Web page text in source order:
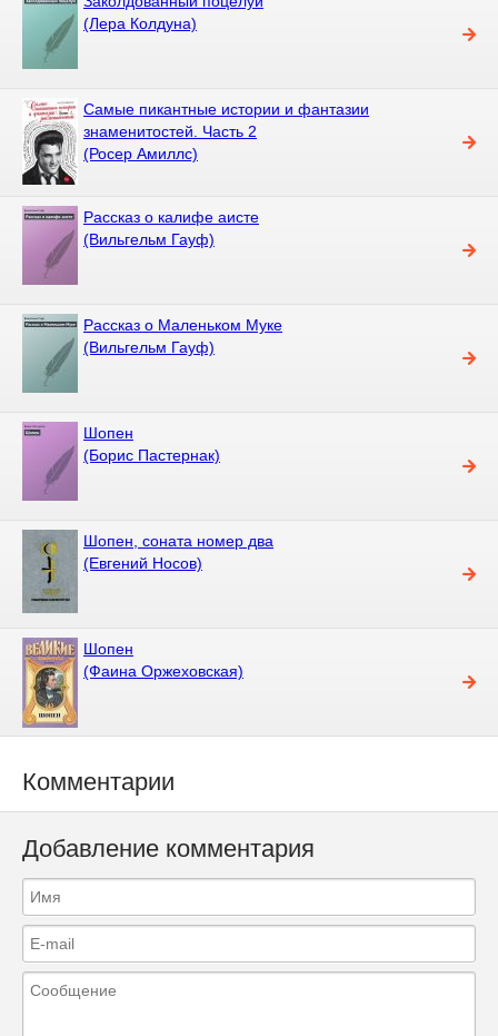
(Лера Колдуна)
Самые пикантные истории и фантазии
знаменитостей. Часть 2
(Росер Амиллс)
Рассказ о калифе аисте
(Вильгельм Гауф)
Рассказ о Маленьком Муке
(Вильгельм Гауф)
Шопен
(Борис Пастернак)
Шопен, соната номер два
(Евгений Носов)
Шопен
(Фаина Оржеховская)
Комментарии
Добавление комментария